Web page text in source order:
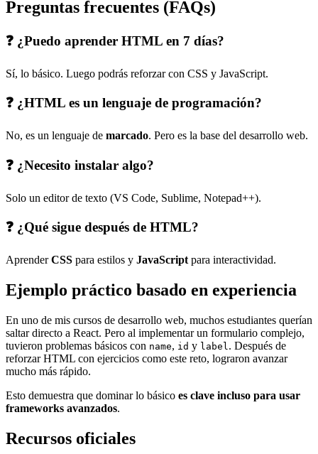
Preguntas frecuentes (FAQs)
❓ ¿Puedo aprender HTML en 7 días?
Sí, lo básico. Luego podrás reforzar con CSS y JavaScript.
❓ ¿HTML es un lenguaje de programación?
No, es un lenguaje de marcado. Pero es la base del desarrollo web.
❓ ¿Necesito instalar algo?
Solo un editor de texto (VS Code, Sublime, Notepad++).
❓ ¿Qué sigue después de HTML?
AprenderCSS para estilos y JavaScript para interactividad.
Ejemplo práctico basado en experiencia
En uno de mis cursos de desarrollo web, muchos estudiantes querían
saltar directo a React. Pero al implementar un formulario complejo,
tuvieron problemas básicos con name, id y label . Después de
reforzar HTML con ejercicios como este reto, lograron avanzar
mucho más rápido.
Esto demuestra que dominar lo básico es clave incluso para usar
frameworks avanzados.
Recursos oficiales